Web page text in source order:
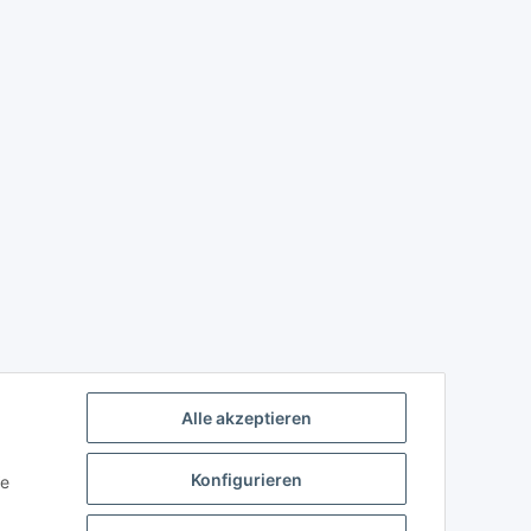
Alle akzeptieren
Konfigurieren